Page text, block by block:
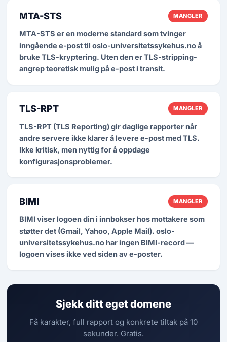
MTA-STS MANGLER
MTA-STS er en moderne standard som tvinger
inngående e-post til oslo-universitetssykehus.no å
bruke TLS-kryptering. Uten den er TLS-stripping-
angrep teoretisk mulig på e-post i transit.
TLS-RPT MANGLER
TLS-RPT (TLS Reporting) gir daglige rapporter når
andre servere ikke klarer å levere e-post med TLS.
Ikke kritisk, men nyttig for å oppdage
konfigurasjonsproblemer.
BIMI MANGLER
BIMI viser logoen din i innbokser hos mottakere som
støtter det (Gmail, Yahoo, Apple Mail). oslo-
universitetssykehus.no har ingen BIMI-record —
logoen vises ikke ved siden av e-poster.
Sjekk ditt eget domene
Få karakter, full rapport og konkrete tiltak på 10
sekunder. Gratis.